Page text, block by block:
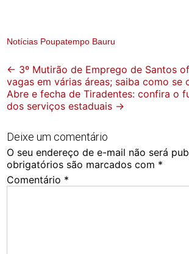
Notícias Poupatempo Bauru
Post
navigation
← 3º Mutirão de Emprego de Santos
vagas em várias áreas; saiba como se
Abre e fecha de Tiradentes: confira o
dos serviços estaduais →
Deixe um comentário
O seu endereço de e-mail não será
obrigatórios são marcados com *
Comentário *